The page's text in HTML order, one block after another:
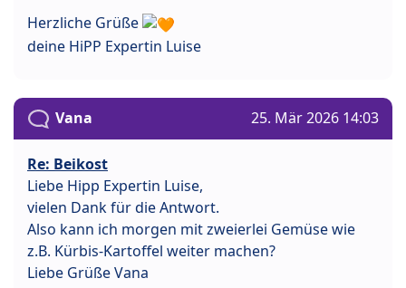
Herzliche Grüße
deine HiPP Expertin Luise
Vana 25. Mär 2026 14:03
Re: Beikost
Liebe Hipp Expertin Luise,
vielen Dank für die Antwort.
Also kann ich morgen mit zweierlei Gemüse wie
z.B. Kürbis-Kartoffel weiter machen?
Liebe Grüße Vana